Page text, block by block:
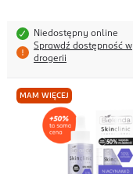
Niedostępny online
Sprawdź dostępność w
drogerii
MAM WIĘCEJ